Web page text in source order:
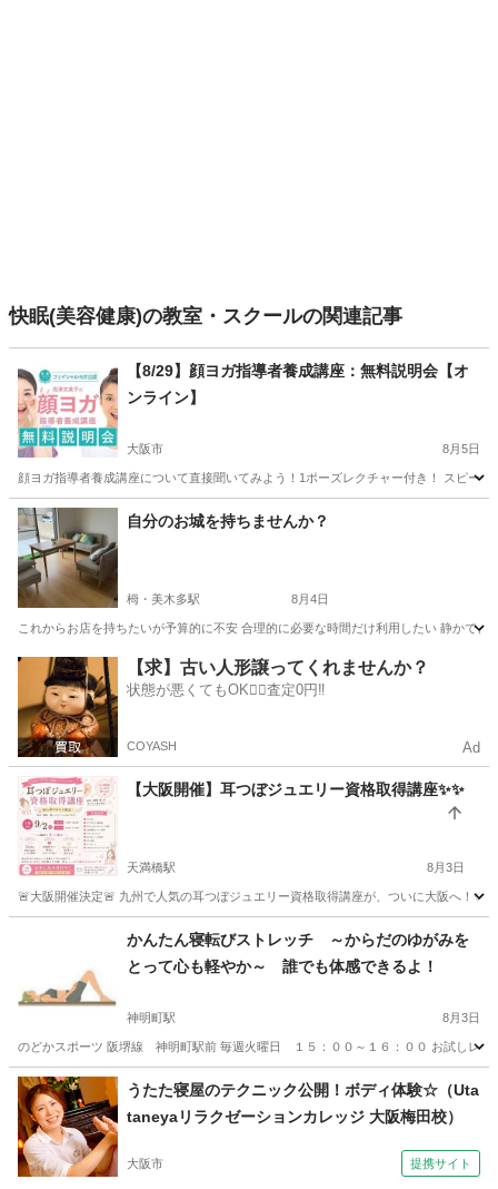
快眠(美容健康)の教室・スクールの関連記事
【8/29】顔ヨガ指導者養成講座：無料説明会【オ
ンライン】
大阪市 8月5日
顔ヨガ指導者養成講座について直接聞いてみよう！1ポーズレクチャー付き！ スピー
大阪 大阪市 リフトアップ フェイシャル
自分のお城を持ちませんか？
栂・美木多駅 8月4日
これからお店を持ちたいが予算的に不安 合理的に必要な時間だけ利用したい 静かで
大阪 堺市 栂・美木多駅 エステ
【求】古い人形譲ってくれませんか？
状態が悪くてもOK🙆‍♀️査定0円‼️
COYASH Ad
【大阪開催】耳つぼジュエリー資格取得講座✨✨
天満橋駅 8月3日
🚨大阪開催決定🚨 九州で人気の耳つぼジュエリー資格取得講座が、ついに大阪へ！✨
天満橋駅 足つぼ
かんたん寝転びストレッチ ～からだのゆがみを
とって心も軽やか～ 誰でも体感できるよ！
神明町駅 8月3日
のどかスポーツ 阪堺線 神明町駅前 毎週火曜日 １５：００～１６：００ お試しレ
大阪 堺市 神明町駅 レッスン
うたた寝屋のテクニック公開！ボディ体験☆（Uta
taneyaリラクゼーションカレッジ 大阪梅田校）
大阪市 提携サイト